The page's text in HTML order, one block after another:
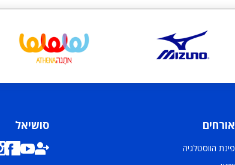
אורחים
פינת הווסטלגיה
סושיאל